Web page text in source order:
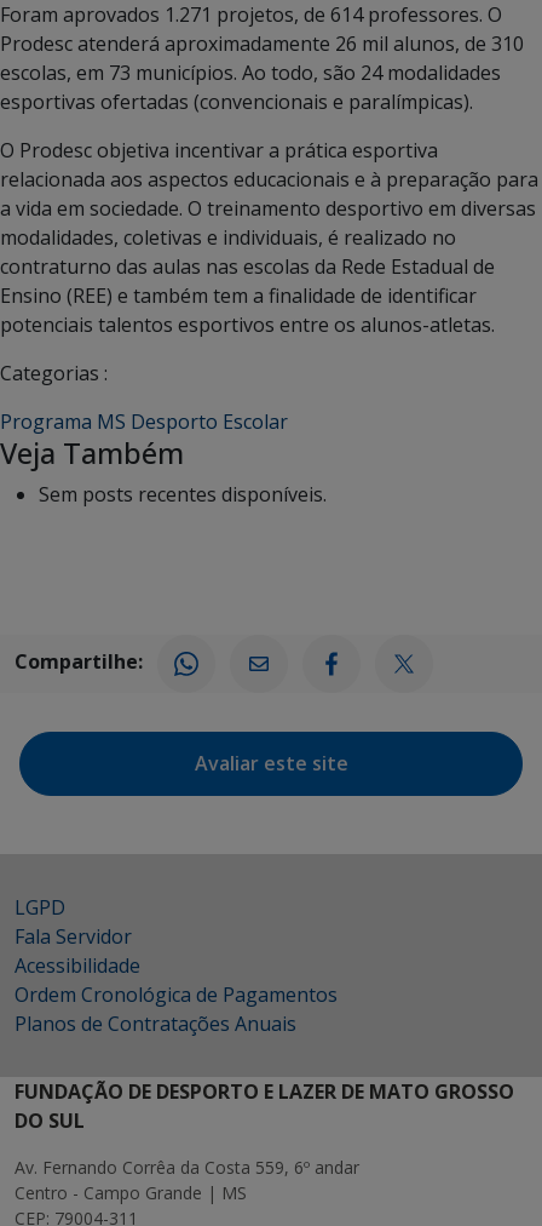
Foram aprovados 1.271 projetos, de 614 professores. O
Prodesc atenderá aproximadamente 26 mil alunos, de 310
escolas, em 73 municípios. Ao todo, são 24 modalidades
esportivas ofertadas (convencionais e paralímpicas).
O Prodesc objetiva incentivar a prática esportiva
relacionada aos aspectos educacionais e à preparação para
a vida em sociedade. O treinamento desportivo em diversas
modalidades, coletivas e individuais, é realizado no
contraturno das aulas nas escolas da Rede Estadual de
Ensino (REE) e também tem a finalidade de identificar
potenciais talentos esportivos entre os alunos-atletas.
Categorias :
Programa MS Desporto Escolar
Veja Também
Sem posts recentes disponíveis.
Compartilhe:
Avaliar este site
LGPD
Fala Servidor
Acessibilidade
Ordem Cronológica de Pagamentos
Planos de Contratações Anuais
FUNDAÇÃO DE DESPORTO E LAZER DE MATO GROSSO
DO SUL
Av. Fernando Corrêa da Costa 559, 6º andar
Centro - Campo Grande | MS
CEP: 79004-311